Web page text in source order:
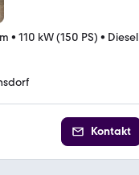
• 110 kW (150 PS) • Diesel
Kontakt